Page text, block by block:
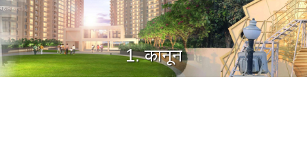
1. कानून